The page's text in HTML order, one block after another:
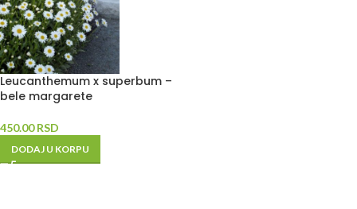
Leucanthemum x superbum –
bele margarete
450.00RSD
DODAJ U KORPU